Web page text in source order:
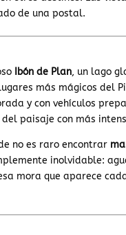
de una postal.
Ibón de Plan, un lago
más mágicos del
y con vehículos
paisaje con más
no es raro encontrar
inolvidable:
mora que aparece